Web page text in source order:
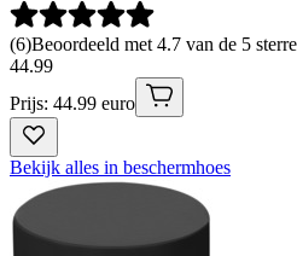
(6)Beoordeeld met 4.7 van de 5
44.99
Prijs: 44.99 euro
Bekijk alles in beschermhoes